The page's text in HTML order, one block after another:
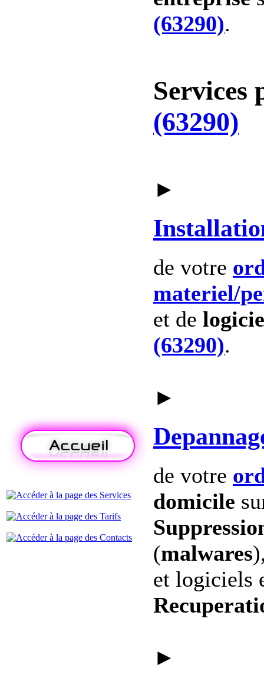
(63290).
Services
(63290)
►
de votre
materiel/
et de
(63290).
►
de votre
domicile
(malwares
et logiciels
►